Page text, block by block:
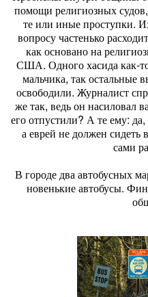
помощи религиозных
те или иные проступки.
вопросу частенько
как основано на
США. Одного хасида как-то
мальчика, так остальные
освободили. Журналист
же так, ведь он насиловал
его отпустили? А те ему:
а еврей не должен
сами
В городе два автобусных
новенькие автобусы.